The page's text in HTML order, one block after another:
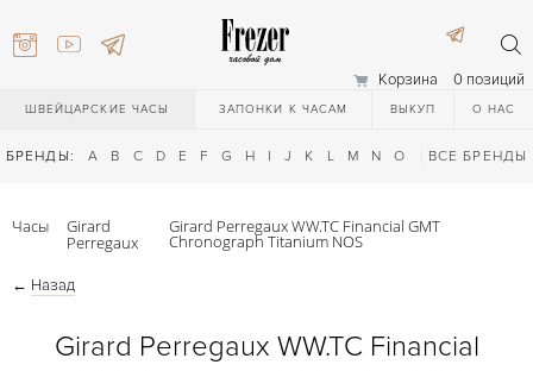
Корзина 0 позиций
ШВЕЙЦАРСКИЕ ЧАСЫ ЗАПОНКИ К ЧАСАМ ВЫКУП О НАС
БРЕНДЫ: A B C D E F G H I J K L M N O Q R S T
ВСЕ БРЕНДЫ
Часы Girard
Perregaux
Girard Perregaux WW.TC Financial GMT
Chronograph Titanium NOS
← Назад
Girard Perregaux WW.TC Financial